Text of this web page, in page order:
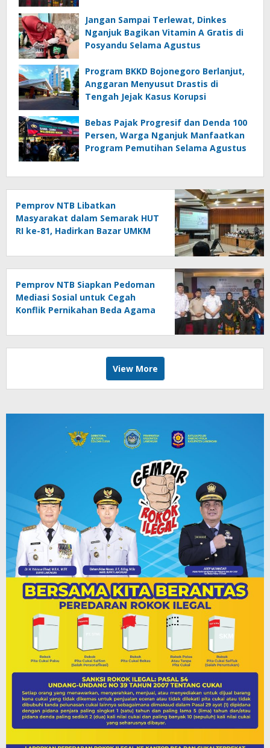
Jangan Sampai Terlewat, Dinkes
Nganjuk Bagikan Vitamin A Gratis di
Posyandu Selama Agustus
Program BKKD Bojonegoro Berlanjut,
Anggaran Menyusut Drastis di
Tengah Jejak Kasus Korupsi
Bebas Pajak Progresif dan Denda 100
Persen, Warga Nganjuk Manfaatkan
Program Pemutihan Selama Agustus
Pemprov NTB Libatkan
Masyarakat dalam Semarak HUT
RI ke-81, Hadirkan Bazar UMKM
Pemprov NTB Siapkan Pedoman
Mediasi Sosial untuk Cegah
Konflik Pernikahan Beda Agama
View More